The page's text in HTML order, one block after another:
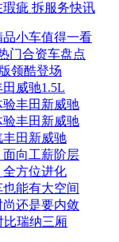
疵 拆服务快讯
小车值得一看
门合资车盘点
领酷登场
威驰1.5L
丰田新威驰
丰田新威驰
田新威驰
向工薪阶层
方位进化
能有大空间
还是要内敛
瑞纳三厢